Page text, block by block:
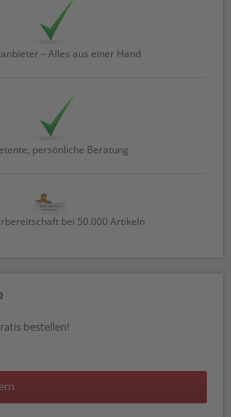
– Alles aus einer Hand
persönliche Beratung
bei 50.000 Artikeln
bestellen!